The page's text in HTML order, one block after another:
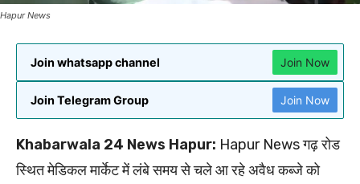
Hapur News
Join whatsapp channel Join Now
Join Telegram Group Join Now
Khabarwala 24 News Hapur: Hapur News गढ़ रोड
स्थित मेडिकल मार्केट में लंबे समय से चले आ रहे अवैध कब्जे को